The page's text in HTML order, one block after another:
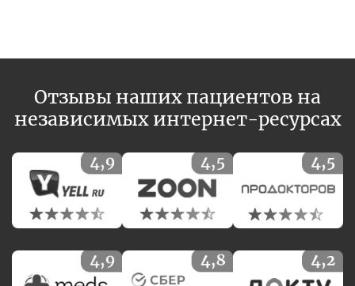
Отзывы наших пациентов на
независимых интернет-ресурсах